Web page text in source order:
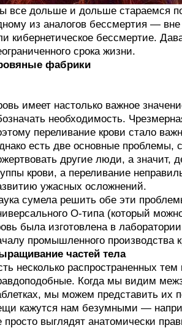
все дольше и дольше стараемся
из аналогов бессмертия —
кибернетическое бессмертие.
срока жизни.
фабрики
имеет настолько важное
необходимость.
переливание крови стало
есть две основные проблемы,
другие люди, а значит,
крови, а переливание
ужасных осложнений.
сумела решить обе эти
O-типа (который
была изготовлена в
промышленного производства
частей тела
несколько распространенных
Когда мы видим
мы можем представить их
кажутся нам безумными —
просто выглядят анатомически